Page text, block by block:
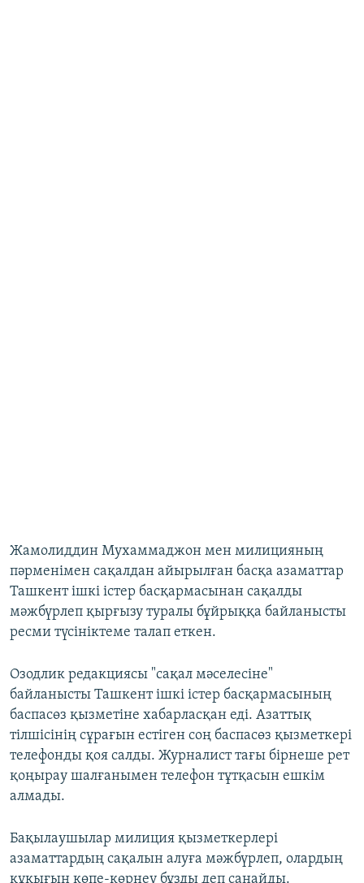
Жамолиддин Мухаммаджон мен милицияның
пәрменімен сақалдан айырылған басқа азаматтар
Ташкент ішкі істер басқармасынан сақалды
мәжбүрлеп қырғызу туралы бұйрыққа байланысты
ресми түсініктеме талап еткен.
Озодлик редакциясы "сақал мәселесіне"
байланысты Ташкент ішкі істер басқармасының
баспасөз қызметіне хабарласқан еді. Азаттық
тілшісінің сұрағын естіген соң баспасөз қызметкері
телефонды қоя салды. Журналист тағы бірнеше рет
қоңырау шалғанымен телефон тұтқасын ешкім
алмады.
Бақылаушылар милиция қызметкерлері
азаматтардың сақалын алуға мәжбүрлеп, олардың
құқығын көпе-көрнеу бұзды деп санайды.